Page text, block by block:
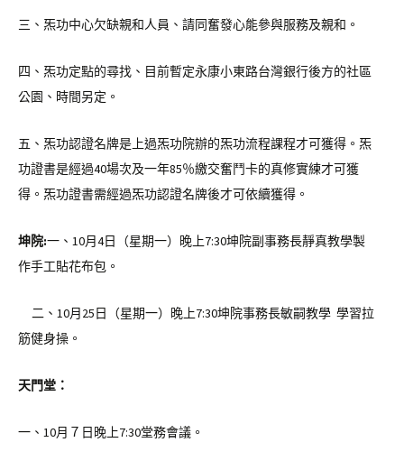
三、炁功中心欠缺親和人員、請同奮發心能參與服務及親和。
四、炁功定點的尋找、目前暫定永康小東路台灣銀行後方的社區
公園、時間另定。
五、炁功認證名牌是上過炁功院辦的炁功流程課程才可獲得。炁
功證書是經過40場次及一年85％繳交奮鬥卡的真修實練才可獲
得。炁功證書需經過炁功認證名牌後才可依續獲得。
坤院:一、10月4日（星期一）晚上7:30坤院副事務長靜真教學製
作手工貼花布包。
二、10月25日（星期一）晚上7:30坤院事務長敏嗣教學 學習拉
筋健身操。
天門堂：
一、10月７日晚上7:30堂務會議。